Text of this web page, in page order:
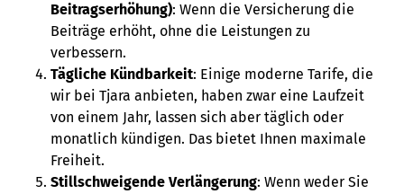
Beitragserhöhung): Wenn die Versicherung die
Beiträge erhöht, ohne die Leistungen zu
verbessern.
Tägliche Kündbarkeit: Einige moderne Tarife, die
wir bei Tjara anbieten, haben zwar eine Laufzeit
von einem Jahr, lassen sich aber täglich oder
monatlich kündigen. Das bietet Ihnen maximale
Freiheit.
Stillschweigende Verlängerung: Wenn weder Sie